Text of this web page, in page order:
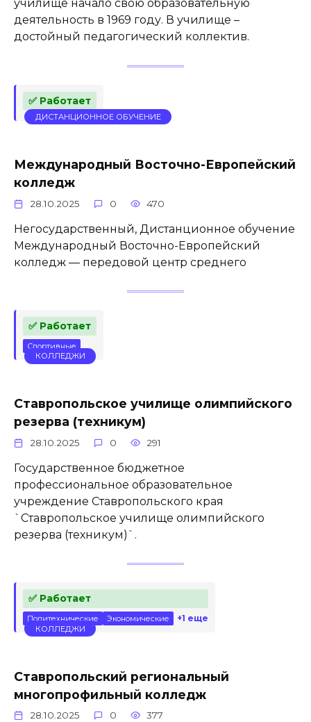
училище начало свою образовательную
деятельность в 1969 году. В училище –
достойный педагогический коллектив.
✅ Работает
ДИСТАНЦИОННОЕ ОБУЧЕНИЕ
Международный Восточно-Европейский
колледж
28.10.2025 0 470
Негосударственный, Дистанционное обучение
Международный Восточно-Европейский
колледж — передовой центр среднего
✅ Работает
Спортивные
КОЛЛЕДЖИ
Ставропольское училище олимпийского
резерва (техникум)
28.10.2025 0 291
Государственное бюджетное
профессиональное образовательное
учреждение Ставропольского края
`Ставропольское училище олимпийского
резерва (техникум)`.
✅ Работает
Политехнические Экономические +1 еще
КОЛЛЕДЖИ
Ставропольский региональный
многопрофильный колледж
28.10.2025 0 377